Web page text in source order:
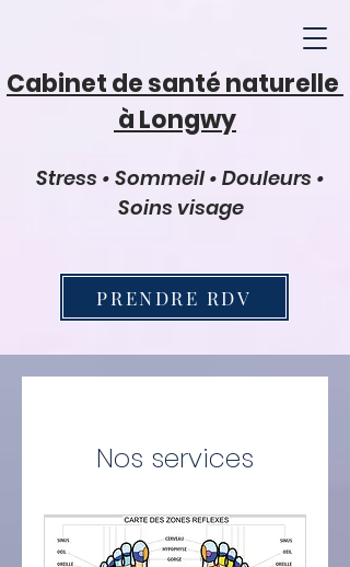
Cabinet de santé naturelle
à Longwy
Stress • Sommeil • Douleurs •
Soins visage
PRENDRE RDV
Nos services